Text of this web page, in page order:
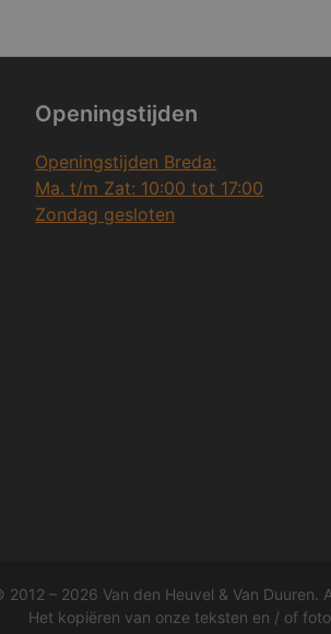
Openingstijden
Openingstijden Breda:
Ma. t/m Zat: 10:00 tot 17:00
Zondag gesloten
2012 – 2026 Van den Heuvel & Van Duuren.
Het kopiëren van onze teksten en / of